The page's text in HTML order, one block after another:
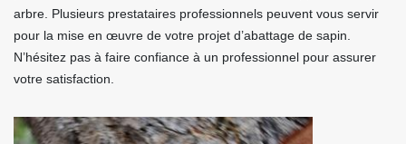
arbre. Plusieurs prestataires professionnels peuvent vous servir
pour la mise en œuvre de votre projet d’abattage de sapin.
N’hésitez pas à faire confiance à un professionnel pour assurer
votre satisfaction.